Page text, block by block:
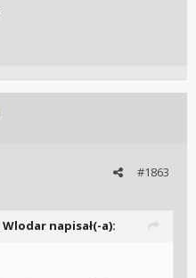
#1863
Wlodar napisał(-a):